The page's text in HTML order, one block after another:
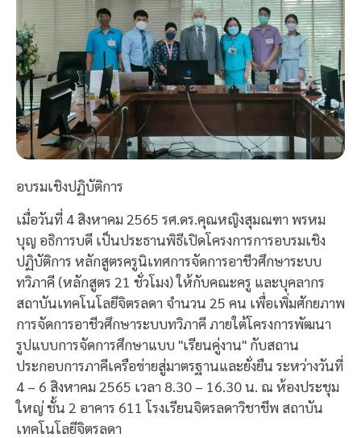
อบรมเชิงปฏิบัติการ
เมื่อวันที่ 4 สิงหาคม 2565 รศ.ดร.คุณหญิงสุมณฑา พรหม
บุญ อธิการบดี เป็นประธานพิธีเปิดโครงการการอบรมเชิง
ปฏิบัติการ หลักสูตรครูนิเทศการจัดการอาชีวศึกษาระบบ
ทวิภาคี (หลักสูตร 21 ชั่วโมง) ให้กับคณะครู และบุคลากร
สถาบันเทคโนโลยีจิตรลดา จำนวน 25 คน เพื่อเพิ่มศักยภาพ
การจัดการอาชีวศึกษาระบบทวิภาคี ภายใต้โครงการพัฒนา
รูปแบบการจัดการศึกษาแบบ "เรียนคู่งาน" กับสถาน
ประกอบการภาคีเครือข่ายสู่มาตรฐานและยั่งยืน ระหว่างวันที่
4 – 6 สิงหาคม 2565 เวลา 8.30 – 16.30 น. ณ ห้องประชุม
ใหญ่ ชั้น 2 อาคาร 611 โรงเรียนจิตรลดาวิชาชีพ สถาบัน
เทคโนโลยีจิตรลดา